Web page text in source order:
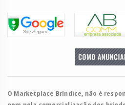
O Marketplace Bríndice, não é